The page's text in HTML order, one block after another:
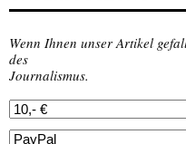
Wenn Ihnen unser Artikel
des
Journalismus.